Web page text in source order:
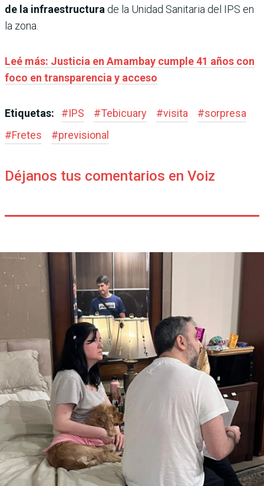
de la infraestructura de la Unidad Sanitaria del IPS en
la zona.
Leé más: Justicia en Amambay cumple 41 años con
foco en transparencia y acceso
Etiquetas: #IPS #Tebicuary #visita #sorpresa
#Fretes #previsional
Déjanos tus comentarios en Voiz